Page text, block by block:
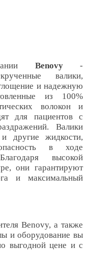
Benovy-
валики,
и надежную
из 100%
волокон и
для пациентов с
Валики
другие жидкости,
в ходе
высокой
они гарантируют
и максимальный
Benovy, а также
и оборудование вы
выгодной цене и с